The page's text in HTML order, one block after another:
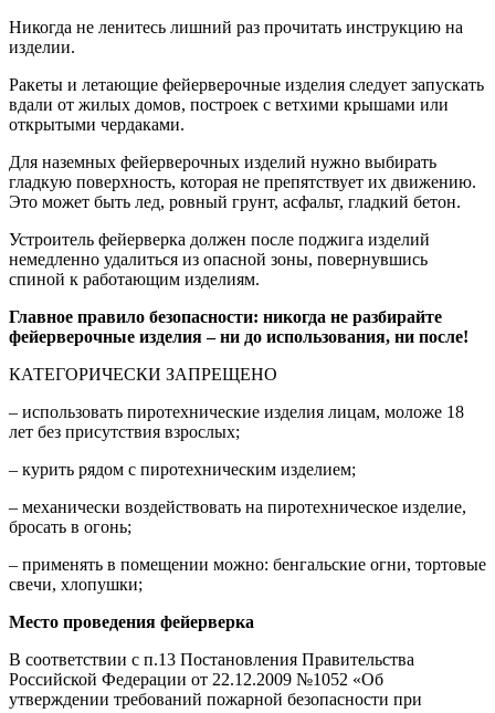
Никогда не ленитесь лишний раз прочитать инструкцию на
изделии.
Ракеты и летающие фейерверочные изделия следует запускать
вдали от жилых домов, построек с ветхими крышами или
открытыми чердаками.
Для наземных фейерверочных изделий нужно выбирать
гладкую поверхность, которая не препятствует их движению.
Это может быть лед, ровный грунт, асфальт, гладкий бетон.
Устроитель фейерверка должен после поджига изделий
немедленно удалиться из опасной зоны, повернувшись
спиной к работающим изделиям.
Главное правило безопасности: никогда не разбирайте
фейерверочные изделия – ни до использования, ни после!
КАТЕГОРИЧЕСКИ ЗАПРЕЩЕНО
– использовать пиротехнические изделия лицам, моложе 18
лет без присутствия взрослых;
– курить рядом с пиротехническим изделием;
– механически воздействовать на пиротехническое изделие,
бросать в огонь;
– применять в помещении можно: бенгальские огни, тортовые
свечи, хлопушки;
Место проведения фейерверка
В соответствии с п.13 Постановления Правительства
Российской Федерации от 22.12.2009 №1052 «Об
утверждении требований пожарной безопасности при